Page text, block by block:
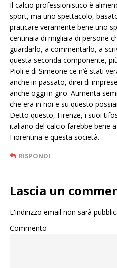
Il calcio professionistico è
sport, ma uno spettacolo,
praticare veramente bene uno
centinaia di migliaia di persone
guardarlo, a commentarlo, a
questa seconda componente,
Pioli e di Simeone ce n’è stati
anche in passato, direi di
anche oggi in giro. Aumenta
che era in noi e su questo
Detto questo, Firenze, i suoi
italiano del calcio farebbe bene
Fiorentina e questa società.
RISPONDI
Lascia un
L'indirizzo email non sarà
Commento